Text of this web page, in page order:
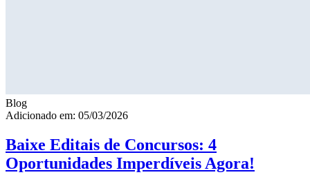
Blog
Adicionado em: 05/03/2026
Baixe Editais de Concursos: 4
Oportunidades Imperdíveis Agora!